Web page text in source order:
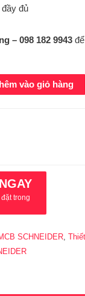
đủ
– 098 182 9943
vào giỏ hàng
trong
SCHNEIDER